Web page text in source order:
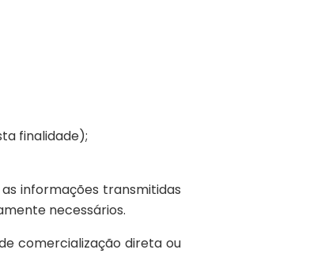
finalidade);
informações transmitidas
necessários.
comercialização direta ou